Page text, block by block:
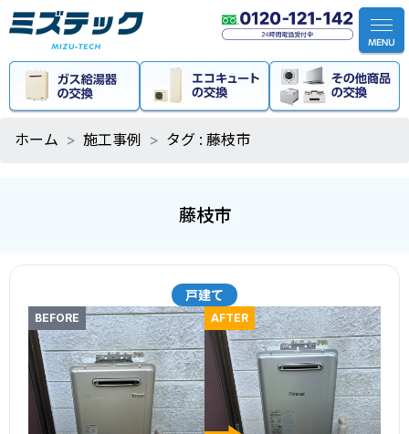
ホーム 施工事例 タグ : 藤枝市
藤枝市
戸建て
BEFORE AFTER